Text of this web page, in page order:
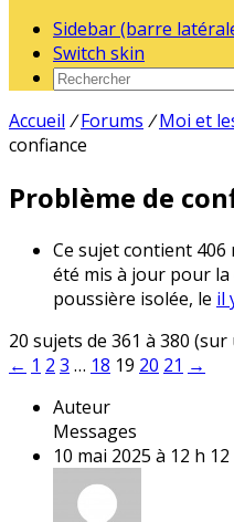
Sidebar (barre
Switch skin
Accueil / Forums / Moi et
confiance
Problème de
Ce sujet contient
été mis à jour pour
poussière isolée, le il
20 sujets de 361 à 380
← 1 2 3 … 18 19 20 21 →
Auteur
Messages
10 mai 2025 à 12 h